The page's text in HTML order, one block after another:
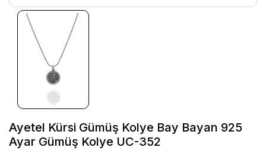
Ayetel Kürsi Gümüş Kolye Bay Bayan 925
Ayar Gümüş Kolye UC-352